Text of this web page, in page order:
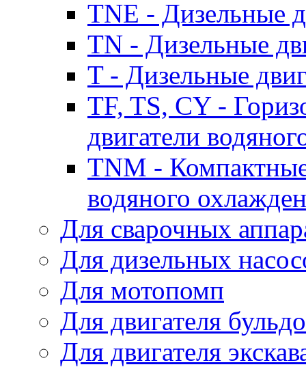
TNE - Дизельные
TN - Дизельные
T - Дизельные
TF, TS, CY -
двигатели
TNM -
водяного
Для сварочных
Для дизельных
Для мотопомп
Для двигателя
Для двигателя